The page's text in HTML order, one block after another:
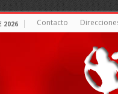
2026 Contacto